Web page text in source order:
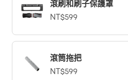
滾刷和刷子保護罩
NT$599
滾筒拖把
NT$599